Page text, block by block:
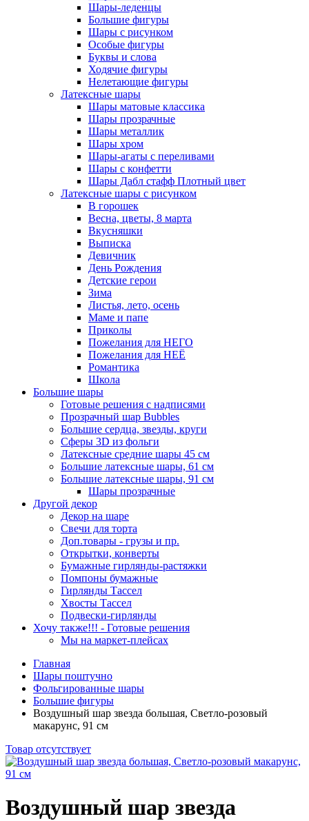
Шары-леденцы
Большие фигуры
Шары с рисунком
Особые фигуры
Буквы и слова
Ходячие фигуры
Нелетающие фигуры
Латексные шары
Шары матовые классика
Шары прозрачные
Шары металлик
Шары хром
Шары-агаты с переливами
Шары с конфетти
Шары Дабл стафф Плотный цвет
Латексные шары с рисунком
В горошек
Весна, цветы, 8 марта
Вкусняшки
Выписка
Девичник
День Рождения
Детские герои
Зима
Листья, лето, осень
Маме и папе
Приколы
Пожелания для НЕГО
Пожелания для НЕЁ
Романтика
Школа
Большие шары
Готовые решения с надписями
Прозрачный шар Bubbles
Большие сердца, звезды, круги
Сферы 3D из фольги
Латексные средние шары 45 см
Большие латексные шары, 61 см
Большие латексные шары, 91 см
Шары прозрачные
Другой декор
Декор на шаре
Свечи для торта
Доп.товары - грузы и пр.
Открытки, конверты
Бумажные гирлянды-растяжки
Помпоны бумажные
Гирлянды Тассел
Хвосты Тассел
Подвески-гирлянды
Хочу также!!! - Готовые решения
Мы на маркет-плейсах
Главная
Шары поштучно
Фольгированные шары
Большие фигуры
Воздушный шар звезда большая, Светло-розовый
макарунс, 91 см
Товар отсутствует
Воздушный шар звезда